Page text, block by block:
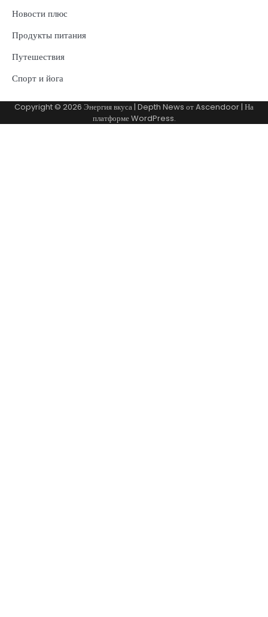
Новости плюс
Продукты питания
Путешествия
Спорт и йога
Copyright © 2026 Энергия вкуса| Depth News отAscendoor| На
платформеWordPress.